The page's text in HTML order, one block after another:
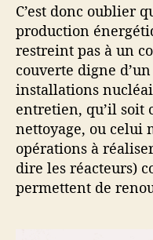
C’est donc oublier
production
restreint pas à un
couverte digne
installations
entretien, qu’il soit
nettoyage, ou celui
opérations à
dire les réacteurs)
permettent de